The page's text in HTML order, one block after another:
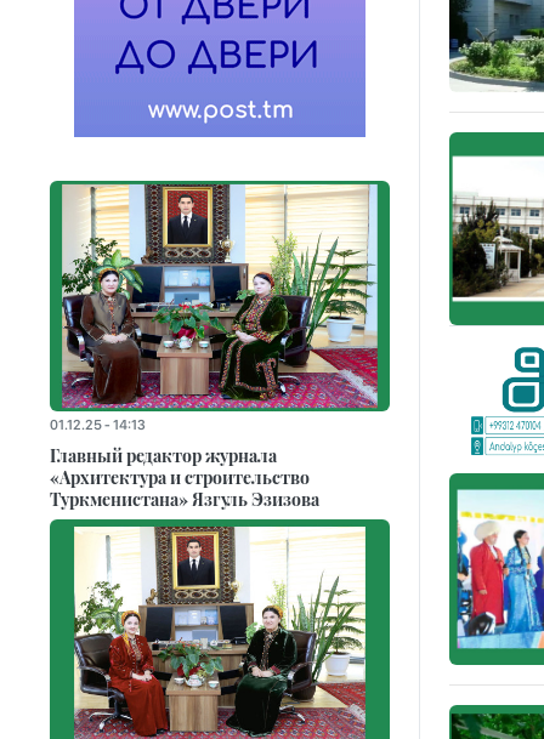
01.12.25 - 14:13
Главный редактор журнала
«Архитектура и строительство
Туркменистана» Язгуль Эзизова